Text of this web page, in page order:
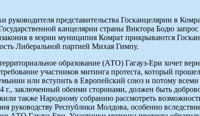
руководителя представительства Госканцелярии в
канцелярии страны Виктора Бодю
в мэрии муниципия Комрат прикрываются
Либеральной партией Михая Гимпу.
образование (АТО) Гагауз-Ери хочет
участников митинга протеста, который
или вступить в Европейский союз и потому
заключенный обеими сторонами, должен быть
также Народному собранию рассмотреть
руководству Республики Молдова, особенно